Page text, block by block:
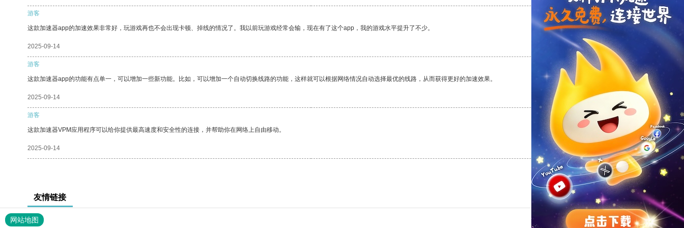
游客
这款加速器app的加速效果非常好，玩游戏再也不会出现卡顿、掉线的情况了。我以前玩游戏经常会输，现在有了这个app，我的游戏水平提升了不少。
2025-09-14 支持
游客
这款加速器app的功能有点单一，可以增加一些新功能。比如，可以增加一个自动切换线路的功能，这样就可以根据网络情况自动选择最优的线路，从而获得更好的加速效果。
2025-09-14 反对 [0]
游客
这款加速器VPM应用程序可以给你提供最高速度和安全性的连接，并帮助你在网络上自由移动。
2025-09-14 支持[0] 反对[0]
友情链接
网站地图